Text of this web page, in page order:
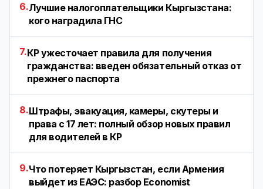
6.Лучшие налогоплательщики Кыргызстана:
кого наградила ГНС
7.КР ужесточает правила для получения
гражданства: введен обязательный отказ от
прежнего паспорта
8.Штрафы, эвакуация, камеры, скутеры и
права с 17 лет: полный обзор новых правил
для водителей в КР
9.Что потеряет Кыргызстан, если Армения
выйдет из ЕАЭС: разбор Economist